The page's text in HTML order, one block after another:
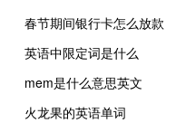
春节期间银行卡怎么放款
英语中限定词是什么
mem是什么意思英文
火龙果的英语单词